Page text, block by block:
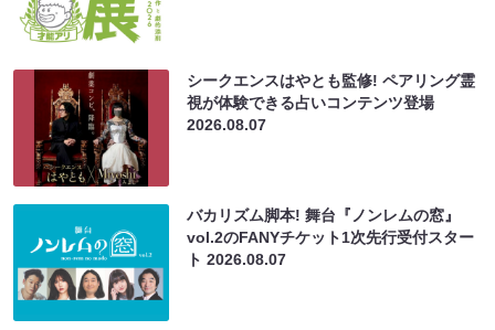
シークエンスはやとも監修! ペアリング霊
視が体験できる占いコンテンツ登場
2026.08.07
バカリズム脚本! 舞台『ノンレムの窓』
vol.2のFANYチケット1次先行受付スター
ト2026.08.07